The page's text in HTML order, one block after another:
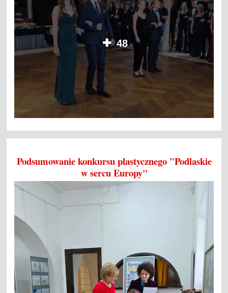
48
Podsumowanie konkursu plastycznego "Podlaskie
w sercu Europy"